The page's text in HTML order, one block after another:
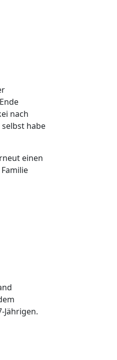
nach
habe
einen